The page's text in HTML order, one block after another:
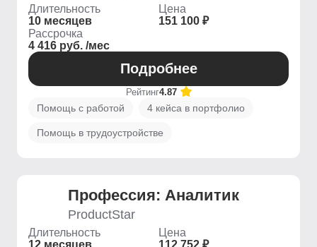
Длительность
10 месяцев
Цена
151 100 ₽
Рассрочка
4 416 руб. /мес
Подробнее
Рейтинг4.87
Помощь с работой 4 кейса в портфолио
Помощь в трудоустройстве
Профессия: Аналитик
ProductStar
Длительность
12 месяцев
Цена
112 752 ₽